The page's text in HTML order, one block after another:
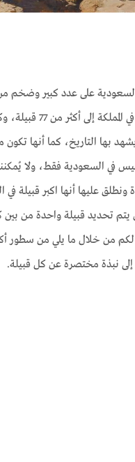
السعودية على عدد كبير وضخم
حيث يصل عدد القبائل في
بها التاريخ، كما أنها تكون
في السعودية فقط، ولا
ونطلق عليها أنها اكبر قبيلة في
تحديد قبيلة واحدة من بين
من خلال ما يلي من سطور
إلى نبذة مختصرة عن كل قبيلة.